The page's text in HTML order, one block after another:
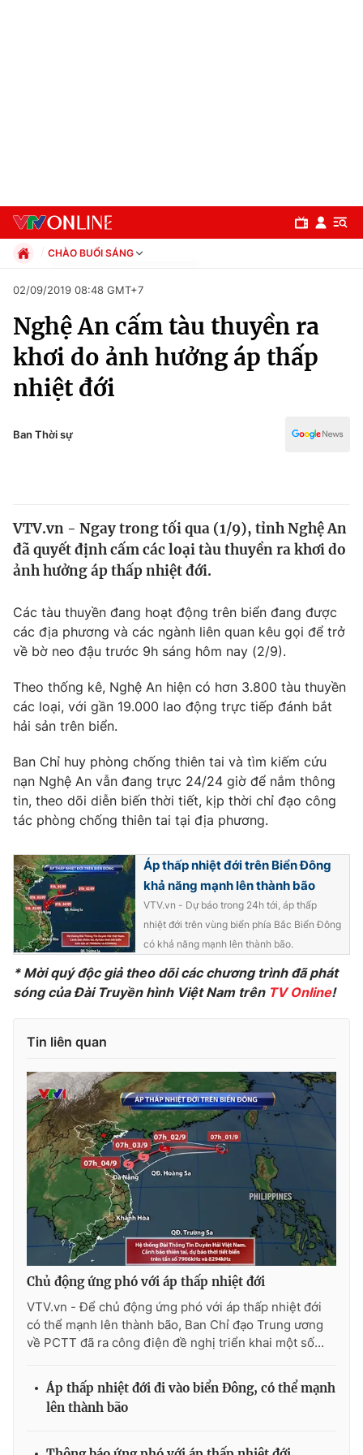
Chuyên mục
Chính trị
Thế giới
Thế giới đó đây
Câu chuyện quốc tế
Kinh tế
Tài chính
Góc doanh nghiệp
Dữ liệu và đời sống
Truyền hình
Phim VTV
Hậu trường
Nhân vật
Khán giả
Giải sao mai
Điện ảnh
Âm nhạc
Đời sống
Du lịch
Làm đẹp
Chất lượng cuộc sống
Tuyển sinh
Học trực tuyến
Công nghệ
Hitech Công nghệ tương lai
Sản phẩm
Thị trường
Giao lưu trực tuyến
Lịch phát sóng
Chuyên mục khác
Emagazine Podcast
Photo Infographic
Video Shorts video
VTV Money VTV Thể thao
VTV Sức khoẻ Bất động sản
Thị trường 24h Tấm lòng Việt
VTV4 Vươn mình bằng AI
VTV9
Liên hệ tòa soạn English
CHÀO BUỔI SÁNG
Xã hội
Pháp luật
Kinh tế
Thể thao
Truyền hình
Văn hóa - Giải trí
Đời sống
02/09/2019 08:48 GMT+7
Nghệ An cấm tàu thuyền ra
khơi do ảnh hưởng áp thấp
nhiệt đới
Ban Thời sự
VTV.vn - Ngay trong tối qua (1/9), tỉnh Nghệ An
đã quyết định cấm các loại tàu thuyền ra khơi do
ảnh hưởng áp thấp nhiệt đới.
Các tàu thuyền đang hoạt động trên biển đang được
các địa phương và các ngành liên quan kêu gọi để trở
về bờ neo đậu trước 9h sáng hôm nay (2/9).
Theo thống kê, Nghệ An hiện có hơn 3.800 tàu thuyền
các loại, với gần 19.000 lao động trực tiếp đánh bắt
hải sản trên biển.
Ban Chỉ huy phòng chống thiên tai và tìm kiếm cứu
nạn Nghệ An vẫn đang trực 24/24 giờ để nắm thông
tin, theo dõi diễn biến thời tiết, kịp thời chỉ đạo công
tác phòng chống thiên tai tại địa phương.
Áp thấp nhiệt đới trên Biển Đông
khả năng mạnh lên thành bão
VTV.vn - Dự báo trong 24h tới, áp thấp
nhiệt đới trên vùng biển phía Bắc Biển Đông
có khả năng mạnh lên thành bão.
* Mời quý độc giả theo dõi các chương trình đã phát
sóng của Đài Truyền hình Việt Nam trên TV Online!
Tin liên quan
Chủ động ứng phó với áp thấp nhiệt đới
VTV.vn - Để chủ động ứng phó với áp thấp nhiệt đới
có thể mạnh lên thành bão, Ban Chỉ đạo Trung ương
về PCTT đã ra công điện đề nghị triển khai một số...
Áp thấp nhiệt đới đi vào biển Đông, có thể mạnh
lên thành bão